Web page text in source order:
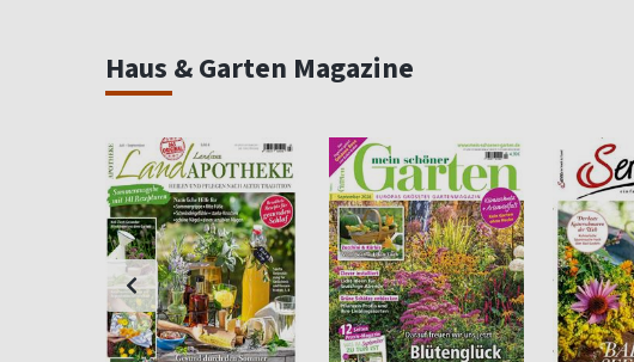
Haus & Garten Magazine